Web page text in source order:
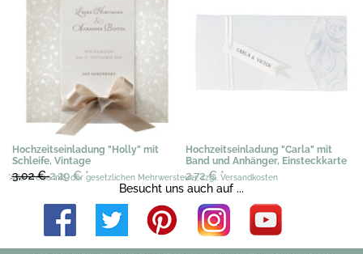
Hochzeitseinladung "Holly" mit
Schleife, Vintage
3,02 €2,29 €*
Hochzeitseinladung "Carla" mit
Band und Anhänger, Einsteckkarte
2,72 € *
*Alle Preise inkl. der gesetzlichen Mehrwersteuer, zzgl. Versandkosten
Besucht uns auch auf ...